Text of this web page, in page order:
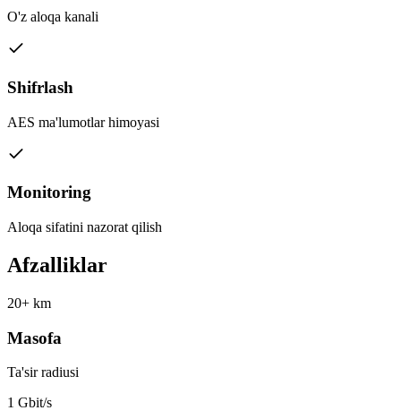
O'z aloqa kanali
Shifrlash
AES ma'lumotlar himoyasi
Monitoring
Aloqa sifatini nazorat qilish
Afzalliklar
20+ km
Masofa
Ta'sir radiusi
1 Gbit/s